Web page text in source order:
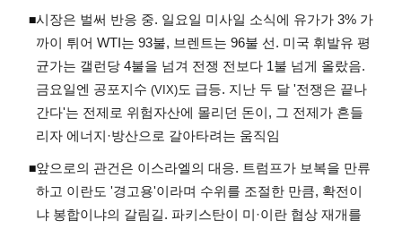
◾시장은 벌써 반응 중. 일요일 미사일 소식에 유가가 3% 가
까이 튀어 WTI는 93불, 브렌트는 96불 선. 미국 휘발유 평
균가는 갤런당 4불을 넘겨 전쟁 전보다 1불 넘게 올랐음.
금요일엔 공포지수 (VIX)도 급등. 지난 두 달 '전쟁은 끝나
간다'는 전제로 위험자산에 몰리던 돈이, 그 전제가 흔들
리자 에너지·방산으로 갈아타려는 움직임
◾앞으로의 관건은 이스라엘의 대응. 트럼프가 보복을 만류
하고 이란도 '경고용'이라며 수위를 조절한 만큼, 확전이
냐 봉합이냐의 갈림길. 파키스탄이 미·이란 협상 재개를